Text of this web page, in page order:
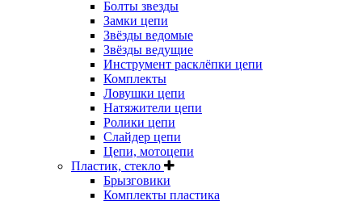
Болты звезды
Замки цепи
Звёзды ведомые
Звёзды ведущие
Инструмент расклёпки цепи
Комплекты
Ловушки цепи
Натяжители цепи
Ролики цепи
Слайдер цепи
Цепи, мотоцепи
Пластик, стекло
Брызговики
Комплекты пластика